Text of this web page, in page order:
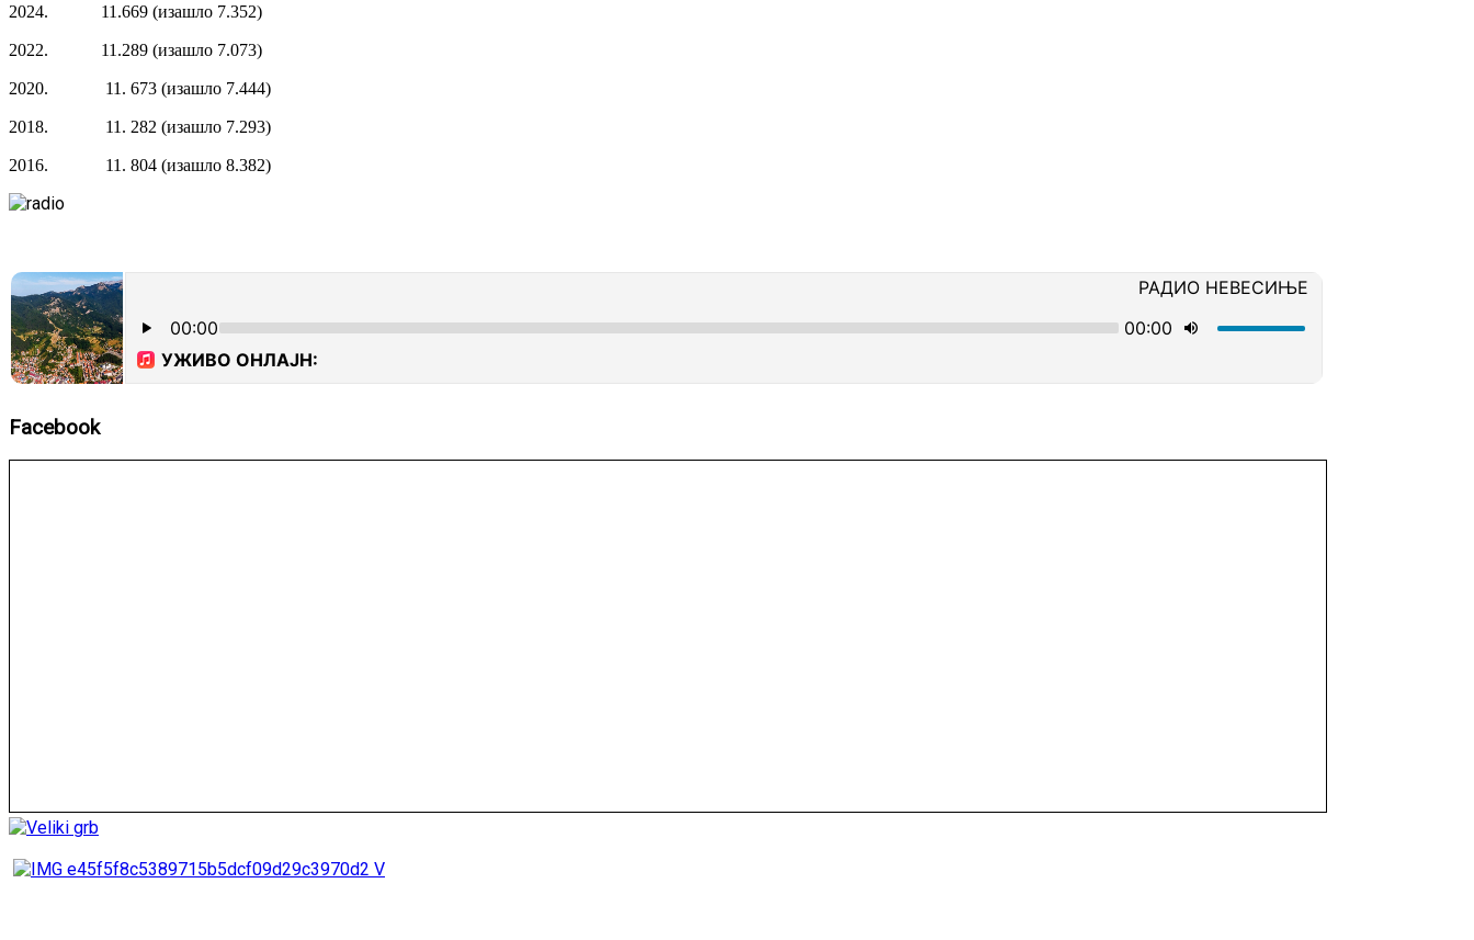
2024. 11.669 (изашло 7.352)
2022. 11.289 (изашло 7.073)
2020. 11. 673 (изашло 7.444)
2018. 11. 282 (изашло 7.293)
2016. 11. 804 (изашло 8.382)
Facebook